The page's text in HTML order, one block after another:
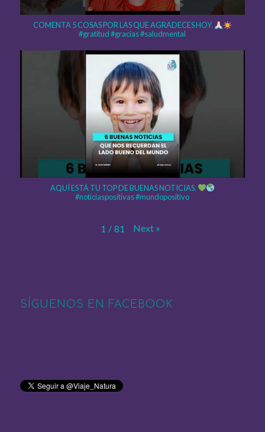
COMENTA 5 COSAS POR LAS QUE AGRADECES HOY.
#gratitud #gracias #saludmental
AQUÍ ESTÁ TU TOP DE BUENAS NOTICIAS.
#noticiaspositivas #mundopositivo
1 / 81 Next »
SÍGUENOS EN FACEBOOK